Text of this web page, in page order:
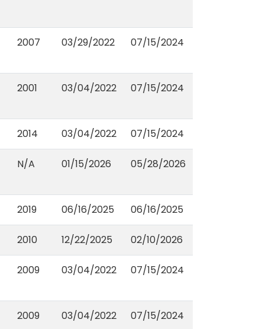
2007 03/29/2022 07/15/2024
2001 03/04/2022 07/15/2024
2014 03/04/2022 07/15/2024
N/A 01/15/2026 05/28/2026
2019 06/16/2025 06/16/2025
2010 12/22/2025 02/10/2026
2009 03/04/2022 07/15/2024
2009 03/04/2022 07/15/2024